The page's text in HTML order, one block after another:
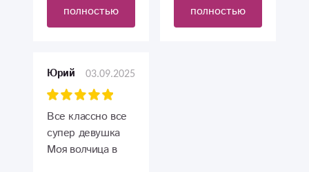
полностью
Мужской мясной
букет из
полностью
Юрий 03.09.2025
Все классно все
супер девушка
Моя волчица в